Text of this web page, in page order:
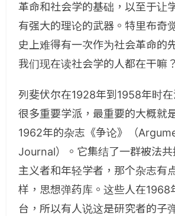
革命和社会学的基础，以至于让
有强大的理论的武器。特里布奇
史上难得有一次作为社会革命的
我们现在读社会学的人都在干嘛？
列斐伏尔在1928年到1958年时
很多重要学派，最重要的大概就
1962年的杂志《争论》（
Journal）。它集结了一群被法共
主义者和年轻学者，那个杂志有
样，思想弹药库。这些人在1968
台，所以有人说这是研究者的子